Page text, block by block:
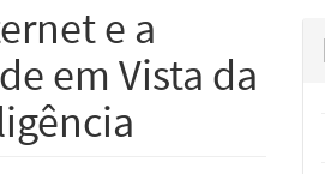
e a
em Vista da